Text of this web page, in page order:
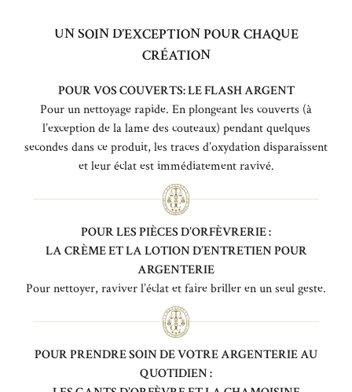
UN SOIN D’EXCEPTION POUR CHAQUE
CRÉATION
POUR VOS COUVERTS: LE FLASH ARGENT
Pour un nettoyage rapide. En plongeant les couverts (à
l’exception de la lame des couteaux) pendant quelques
secondes dans ce produit, les traces d’oxydation disparaissent
et leur éclat est immédiatement ravivé.
POUR LES PIÈCES D’ORFÈVRERIE :
LA CRÈME ET LA LOTION D’ENTRETIEN POUR
ARGENTERIE
Pour nettoyer, raviver l’éclat et faire briller en un seul geste.
POUR PRENDRE SOIN DE VOTRE ARGENTERIE AU
QUOTIDIEN :